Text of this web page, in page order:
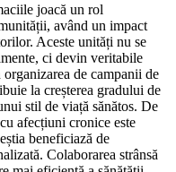
joacă un rol
având un impact
Aceste unități nu se
ci devin veritabile
de campanii de
la creșterea gradului de
stil de viață sănătos. De
afecțiuni cronice este
beneficiază de
Colaborarea strânsă